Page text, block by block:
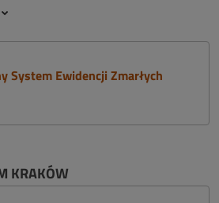
KRAKÓW